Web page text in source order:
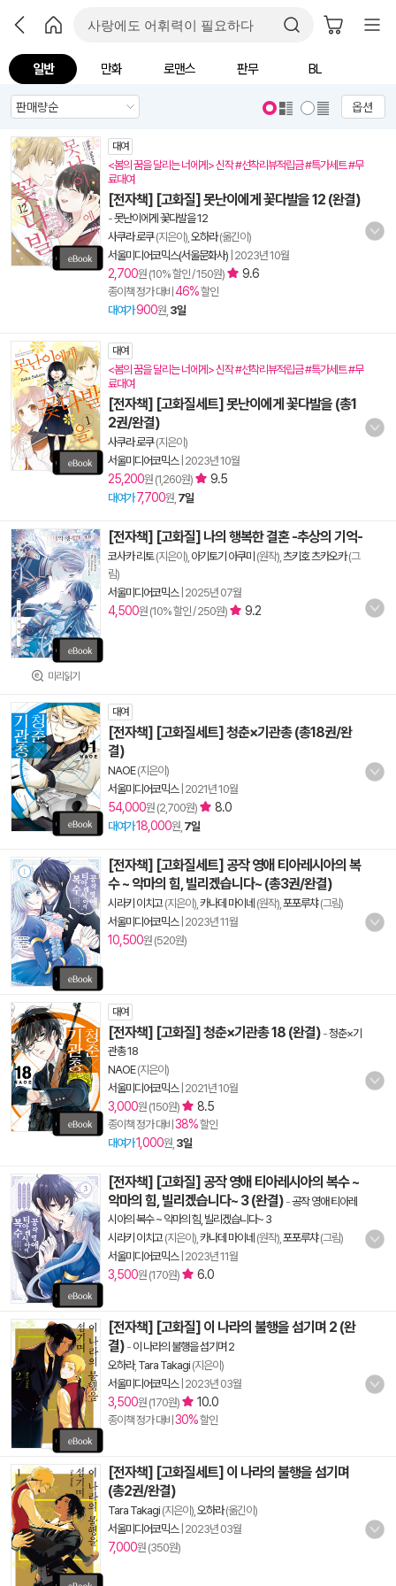
일반 만화 로맨스 판무 BL
옵션
대여
<봄의 꿈을 달리는 너에게> 신작 #선착리뷰적립금 #특가세트 #무
료대여
[전자책] [고화질] 못난이에게 꽃다발을 12 (완결)
-못난이에게 꽃다발을 12
사쿠라 로쿠(지은이), 오하라(옮긴이)
서울미디어코믹스(서울문화사) 2023년 10월
2,700원 (10% 할인 / 150원) 9.6
종이책 정가 대비 46%할인
대여가900원, 3일
대여
<봄의 꿈을 달리는 너에게> 신작 #선착리뷰적립금 #특가세트 #무
료대여
[전자책] [고화질세트] 못난이에게 꽃다발을 (총1
2권/완결)
사쿠라 로쿠(지은이)
서울미디어코믹스| 2023년 10월
25,200원 (1,260원) 9.5
대여가 7,700원, 7일
미리읽기
[전자책] [고화질] 나의 행복한 결혼 -추상의 기억-
코사카 리토(지은이), 아기토기 아쿠미 (원작), 츠키호 츠카오카(그
림)
서울미디어코믹스| 2025년 07월
4,500원 (10% 할인 / 250원) 9.2
대여
[전자책] [고화질세트] 청춘×기관총 (총18권/완
결)
NAOE(지은이)
서울미디어코믹스| 2021년 10월
54,000원 (2,700원) 8.0
대여가18,000원, 7일
[전자책] [고화질세트] 공작 영애 티아레시아의 복
수 ~ 악마의 힘, 빌리겠습니다~ (총3권/완결)
시라키 이치고(지은이), 카나데 마이네 (원작), 포포루챠(그림)
서울미디어코믹스| 2023년 11월
10,500원 (520원)
대여
[전자책] [고화질] 청춘×기관총 18 (완결) -청춘×기
관총 18
NAOE(지은이)
서울미디어코믹스| 2021년 10월
3,000원 (150원) 8.5
종이책 정가 대비 38%할인
대여가1,000원, 3일
[전자책] [고화질] 공작 영애 티아레시아의 복수 ~
악마의 힘, 빌리겠습니다~ 3 (완결) -공작 영애 티아레
시아의 복수 ~ 악마의 힘, 빌리겠습니다~ 3
시라키 이치고(지은이), 카나데 마이네 (원작), 포포루챠(그림)
서울미디어코믹스| 2023년 11월
3,500원 (170원) 6.0
[전자책] [고화질] 이 나라의 불행을 섬기며 2 (완
결) - 이 나라의 불행을 섬기며 2
오하라, Tara Takagi (지은이)
서울미디어코믹스| 2023년 03월
3,500원 (170원) 10.0
종이책 정가 대비 30%할인
[전자책] [고화질세트] 이 나라의 불행을 섬기며
(총2권/완결)
Tara Takagi (지은이), 오하라(옮긴이)
서울미디어코믹스| 2023년 03월
7,000원 (350원)